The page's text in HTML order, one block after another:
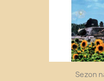
Sezon